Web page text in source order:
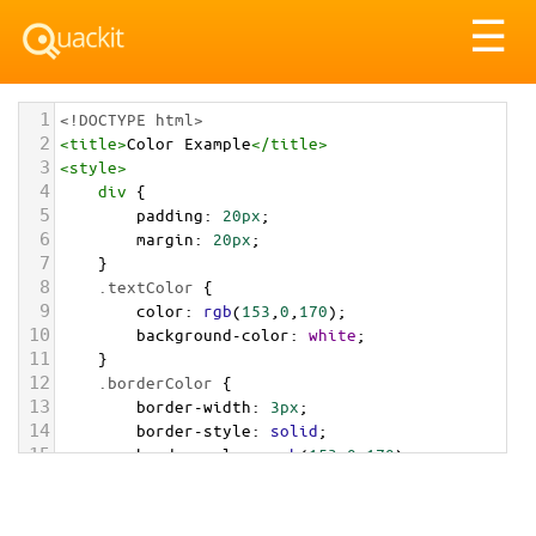
☰
1 <!DOCTYPE html>
2 <title>Color Example</title>
3 <style>
4 div {
5 padding: 20px;
6 margin: 20px;
7 }
8 .textColor {
9 color: rgb(153 0 170);
10 background-color: white;
11 }
12 .borderColor {
13 border-width: 3px;
14 border-style: solid;
15 border-color: rgb(153,0,170);